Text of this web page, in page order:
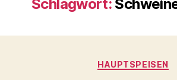
Schlagwort:
HAUPTSPEISEN